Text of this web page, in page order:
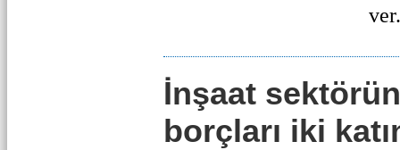
İnşaat
borçları iki